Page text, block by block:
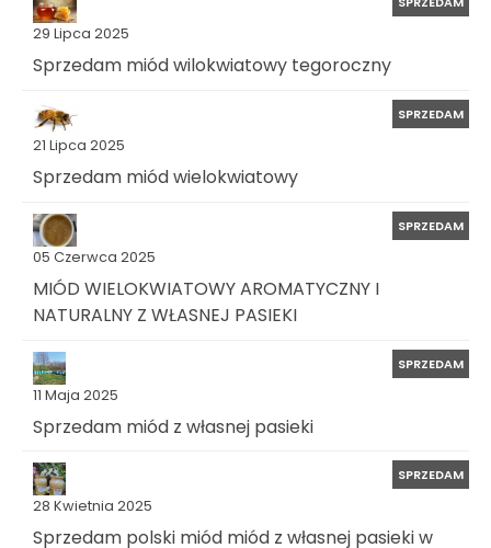
29 Lipca 2025
Sprzedam miód wilokwiatowy tegoroczny
21 Lipca 2025
SPRZEDAM
Sprzedam miód wielokwiatowy
05 Czerwca 2025
SPRZEDAM
MIÓD WIELOKWIATOWY AROMATYCZNY I
NATURALNY Z WŁASNEJ PASIEKI
11 Maja 2025
SPRZEDAM
Sprzedam miód z własnej pasieki
28 Kwietnia 2025
SPRZEDAM
Sprzedam polski miód miód z własnej pasieki w